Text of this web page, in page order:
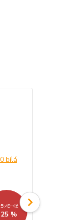
Kč
%